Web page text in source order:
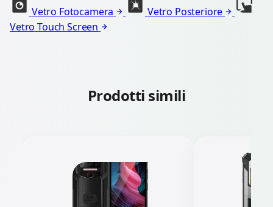
Vetro Fotocamera
Vetro Posteriore
Vetro Touch Screen
Prodotti simili